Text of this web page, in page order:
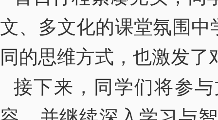
文、多文化的课堂氛围
同的思维方式，也激发
接下来，同学们将参